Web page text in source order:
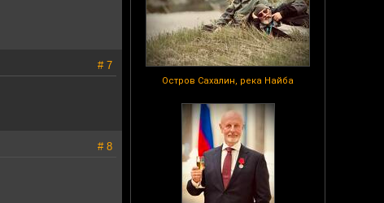
Остров Сахалин, река Найба
# 7
# 8